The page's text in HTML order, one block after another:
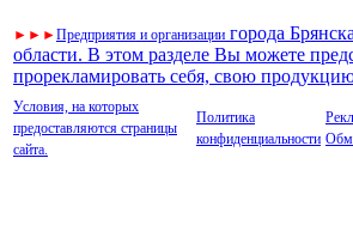
► ► ►Предприятия и организации города
области. В этом разделе Вы можете
прорекламировать себя, свою
Условия, на которых
предоставляются страницы
сайта.
Политика
конфиденциальности